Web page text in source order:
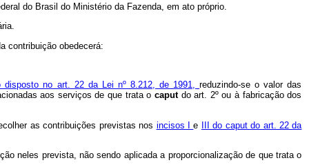
do Brasil do Ministério da Fazenda, em ato próprio.
contribuição obedecerá:
disposto no art. 22 da Lei nº 8.212, de 1991,reduzindo-se o valor das
aos serviços de que trata o caput do art. 2º ou à fabricação dos
as contribuições previstas nos incisos Ie III do caput do art. 22 da
neles prevista, não sendo aplicada a proporcionalização de que trata o